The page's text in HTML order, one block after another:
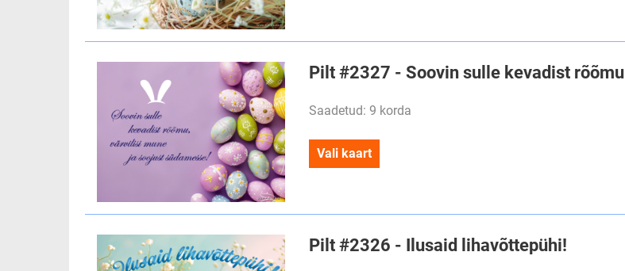
Pilt #2327 - Soovin sulle kevadist rõõmu
Saadetud: 9 korda
Vali kaart
Pilt #2326 - Ilusaid lihavõttepühi!